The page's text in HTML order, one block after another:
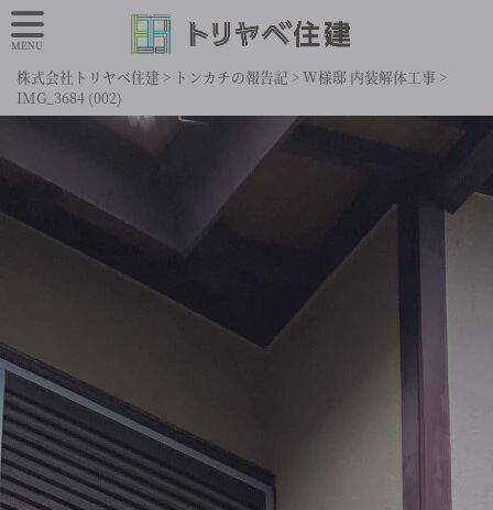
株式会社トリヤベ住建 > トンカチの報告記 >W様邸 内装解体工事 >
IMG_3684 (002)
MENU